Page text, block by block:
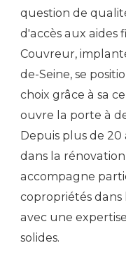
question de
d'accès aux aides
Couvreur,
de-Seine, se
choix grâce à sa
ouvre la porte à
Depuis plus de 20
dans la
accompagne
copropriétés
avec une
solides.